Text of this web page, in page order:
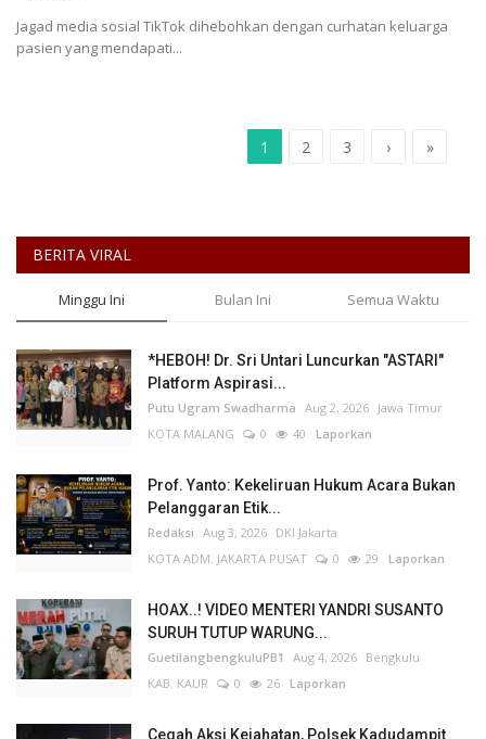
Jagad media sosial TikTok dihebohkan dengan curhatan keluarga
pasien yang mendapati...
1 2 3 › »
BERITA VIRAL
Minggu Ini Bulan Ini Semua Waktu
*HEBOH! Dr. Sri Untari Luncurkan "ASTARI"
Platform Aspirasi...
Putu Ugram Swadharma Aug 2, 2026 Jawa Timur
KOTA MALANG
0 40 Laporkan
Prof. Yanto: Kekeliruan Hukum Acara Bukan
Pelanggaran Etik...
Redaksi Aug 3, 2026 DKI Jakarta
KOTA ADM. JAKARTA PUSAT
0 29 Laporkan
HOAX..! VIDEO MENTERI YANDRI SUSANTO
SURUH TUTUP WARUNG...
GuetilangbengkuluPB1 Aug 4, 2026 Bengkulu
KAB. KAUR
0 26 Laporkan
Cegah Aksi Kejahatan, Polsek Kadudampit